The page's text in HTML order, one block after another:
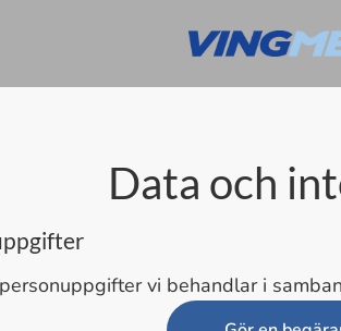
Data och
vi behandlar i